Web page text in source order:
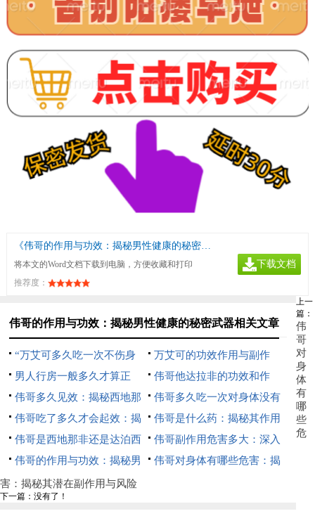
《伟哥的作用与功效：揭秘男性健康的秘密武器》
将本文的Word文档下载到电脑，方便收藏和打印
推荐度：
下载文档
伟哥的作用与功效：揭秘男性健康的秘密武器相关文章
“万艾可多久吃一次不伤身
体：安全使用指南”
万艾可的功效作用与副作
用：全面解析及安全使用指南
男人行房一般多久才算正
常：揭秘男性性生活时长标准
伟哥他达拉非的功效和作
用：男性健康新选择
伟哥多久见效：揭秘西地那
非的起效时间与效果
伟哥多久吃一次对身体没有
伤害：安全使用指南
伟哥吃了多久才会起效：揭
秘西地那非的起效时间与效果
伟哥是什么药：揭秘其作用
与使用指南
伟哥是西地那非还是达泊西
汀：揭秘男性勃起功能障碍治
疗药物的区别
伟哥副作用危害多大：深入
了解其潜在风险
伟哥的作用与功效：揭秘男
性健康的秘密武器
伟哥对身体有哪些危害：揭
上一
篇：
伟
哥
对
身
体
有
哪
些
危
害：揭秘其潜在副作用与风险
下一篇：没有了！